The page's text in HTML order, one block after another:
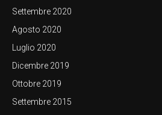
Settembre 2020
Agosto 2020
Luglio 2020
Dicembre 2019
Ottobre 2019
Settembre 2015